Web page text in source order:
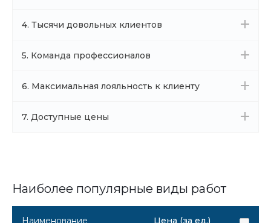
4. Тысячи довольных клиентов
5. Команда профессионалов
6. Максимальная лояльность к клиенту
7. Доступные цены
Наиболее популярные виды работ
Наименование Цена (за ед.)